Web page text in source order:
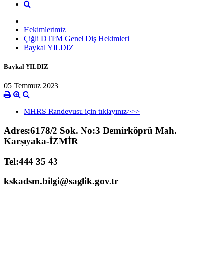
Hekimlerimiz
Çiğli DTPM Genel Diş Hekimleri
Baykal YILDIZ
Baykal YILDIZ
05 Temmuz 2023
MHRS Randevusu için tıklayınız>>>
Adres:6178/2 Sok. No:3 Demirköprü Mah.
Karşıyaka-İZMİR
Tel:444 35 43
kskadsm.bilgi@saglik.gov.tr